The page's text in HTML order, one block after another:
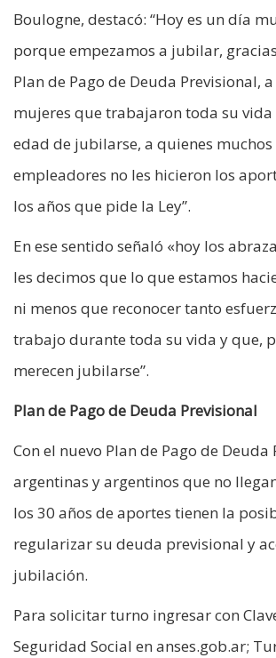
Boulogne, destacó: “Hoy es un día
porque empezamos a jubilar,
Plan de Pago de Deuda Previsional,
mujeres que trabajaron toda su vida
edad de jubilarse, a quienes muchos
empleadores no les hicieron los
los años que pide la Ley”.
En ese sentido señaló «hoy los
les decimos que lo que estamos
ni menos que reconocer tanto
trabajo durante toda su vida y que,
merecen jubilarse”.
Plan de Pago de Deuda Previsional
Con el nuevo Plan de Pago de Deuda
argentinas y argentinos que no
los 30 años de aportes tienen la
regularizar su deuda previsional y
jubilación.
Para solicitar turno ingresar con
Seguridad Social en anses.gob.ar;